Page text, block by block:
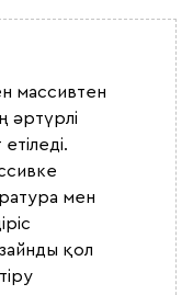
массивтен
әртүрлі
мен
қол